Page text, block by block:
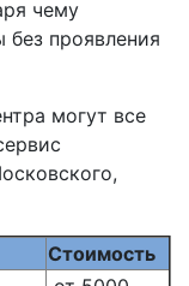
чему
без проявления
могут все
Стоимость